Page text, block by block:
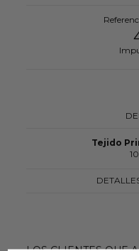
Tejido